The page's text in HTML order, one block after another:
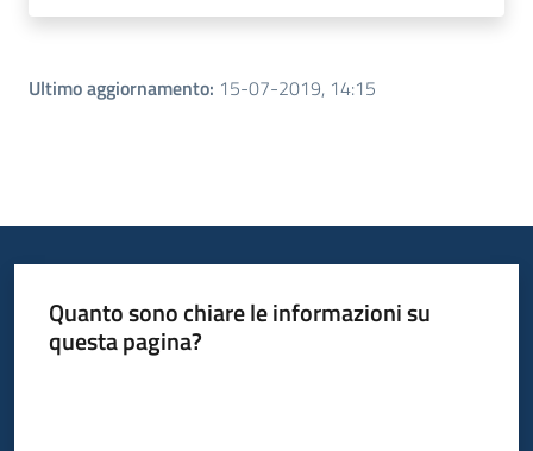
Ultimo aggiornamento: 15-07-2019, 14:15
Quanto sono chiare le informazioni su
questa pagina?